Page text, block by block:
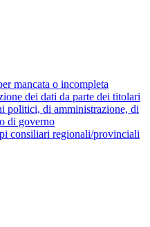
mancata o incompleta
dei dati da parte dei titolari
politici, di amministrazione, di
di governo
consiliari regionali/provinciali